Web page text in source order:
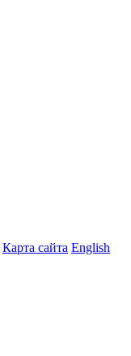
Карта сайта English